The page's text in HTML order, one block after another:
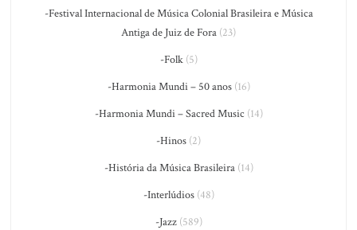
-Festival Internacional de Música Colonial Brasileira e Música
Antiga de Juiz de Fora (23)
-Folk(5)
-Harmonia Mundi – 50 anos(16)
-Harmonia Mundi – Sacred Music (14)
-Hinos (2)
-História da Música Brasileira(14)
-Interlúdios(48)
-Jazz(589)